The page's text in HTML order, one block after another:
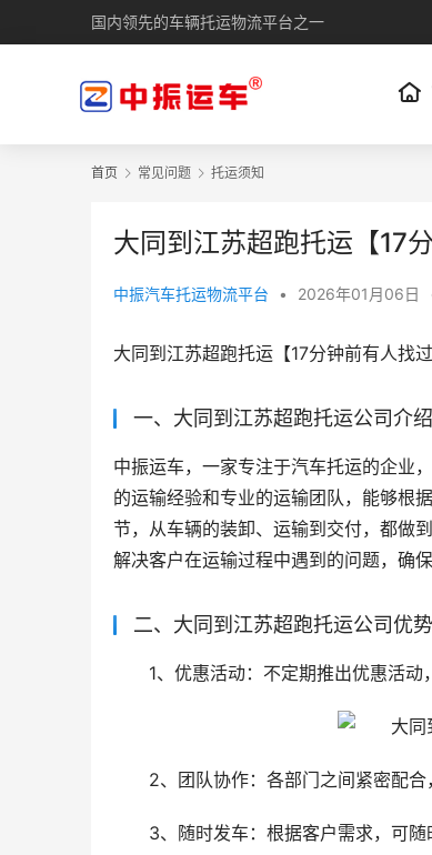
国内领先的车辆托运物流平台之一
首页 常见问题 托运须知
大同到江苏超跑托运【17
中振汽车托运物流平台 • 2026年01月06日
大同到江苏超跑托运【17分钟前有人找过
一、大同到江苏超跑托运公司介绍
中振运车，一家专注于汽车托运的企业
的运输经验和专业的运输团队，能够根
节，从车辆的装卸、运输到交付，都做
解决客户在运输过程中遇到的问题，确保
二、大同到江苏超跑托运公司优势
1、优惠活动：不定期推出优惠活动
2、团队协作：各部门之间紧密配合
3、随时发车：根据客户需求，可随